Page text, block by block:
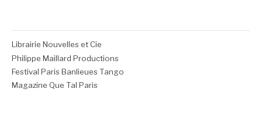
Librairie Nouvelles et Cie
Philippe Maillard Productions
Festival Paris Banlieues Tango
Magazine Que Tal Paris